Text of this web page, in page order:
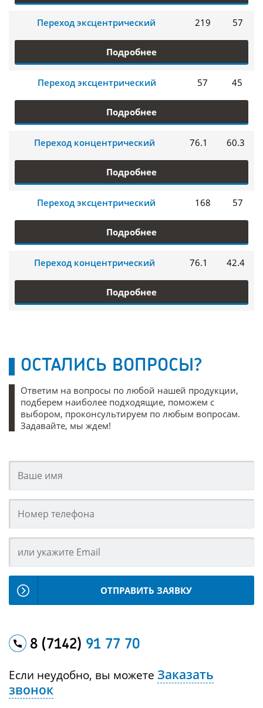
Переход эксцентрический 219 57
Подробнее
Переход эксцентрический 57 45
Подробнее
Переход концентрический 76.1 60.3
Подробнее
Переход эксцентрический 168 57
Подробнее
Переход концентрический 76.1 42.4
Подробнее
ОСТАЛИСЬ ВОПРОСЫ?
Ответим на вопросы по любой нашей продукции,
подберем наиболее подходящие, поможем с
выбором, проконсультируем по любым вопросам.
Задавайте, мы ждем!
ОТПРАВИТЬ ЗАЯВКУ
8 (7142) 91 77 70
Если неудобно, вы можете Заказать
звонок